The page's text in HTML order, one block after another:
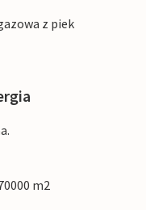
z piek
m2